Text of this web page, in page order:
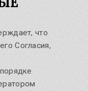
что
Согласия,